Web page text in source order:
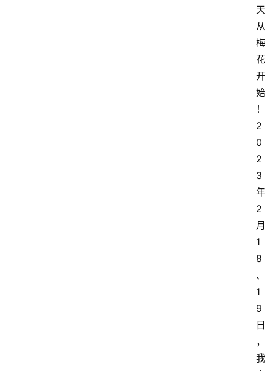
天
从
梅
花
开
始
！
2
0
2
3
年
2
月
1
8
、
1
9
日
，
我